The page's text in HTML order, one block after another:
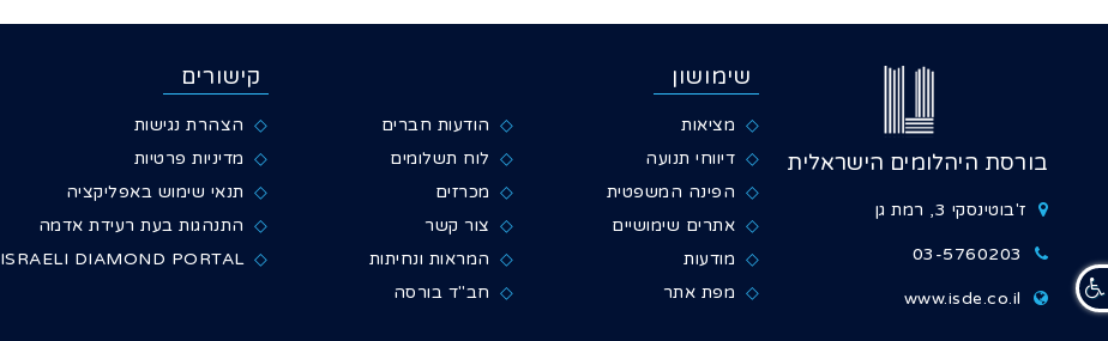
בורסת היהלומים הישראלית
ז'בוטינסקי 3, רמת גן
03-5760203
www.isde.co.il
שימושון
מציאות
הודעות חברים
דיווחי תנועה
לוח תשלומים
הפינה המשפטית
מכרזים
אתרים שימושיים
צור קשר
מודעות
המראות ונחיתות
מפת אתר
חב"ד בורסה
קישורים
הצהרת נגישות
מדיניות פרטיות
תנאי שימוש באפליקציה
התנהגות בעת רעידת אדמה
ISRAELI DIAMOND PORTAL